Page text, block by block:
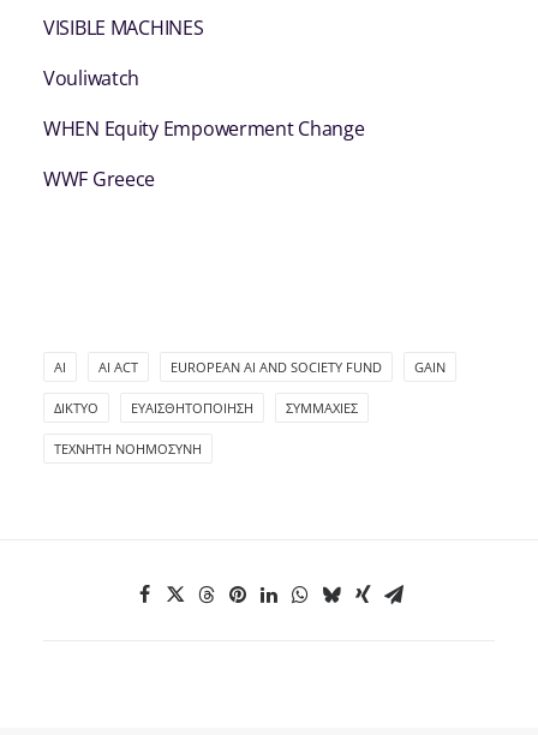
VISIBLE MACHINES
Vouliwatch
WHEN Equity Empowerment Change
WWF Greece
AI AI ACT EUROPEAN AI AND SOCIETY FUND GAIN
ΔΊΚΤΥΟ ΕΥΑΙΣΘΗΤΟΠΟΊΗΣΗ ΣΥΜΜΑΧΊΕΣ
ΤΕΧΝΗΤΉ ΝΟΗΜΟΣΎΝΗ